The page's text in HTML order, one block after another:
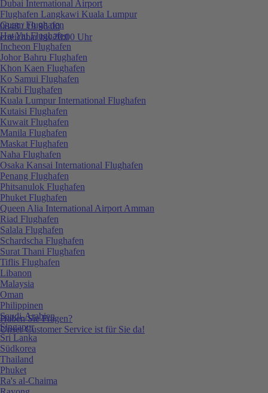
0848 / 19 96 00
erreichbar bis 20:00 Uhr
Haben Sie Fragen?
Unser Customer Service ist für Sie da!
Dubai International Airport
Flughafen Langkawi Kuala Lumpur
Guam Flughafen
Hat Yai Flughafen
Incheon Flughafen
Johor Bahru Flughafen
Khon Kaen Flughafen
Ko Samui Flughafen
Krabi Flughafen
Kuala Lumpur International Flughafen
Kutaisi Flughafen
Kuwait Flughafen
Manila Flughafen
Maskat Flughafen
Naha Flughafen
Osaka Kansai International Flughafen
Penang Flughafen
Phitsanulok Flughafen
Phuket Flughafen
Queen Alia International Airport Amman
Riad Flughafen
Salala Flughafen
Schardscha Flughafen
Surat Thani Flughafen
Tiflis Flughafen
Libanon
Malaysia
Oman
Philippinen
Saudi-Arabien
Singapur
Sri Lanka
Südkorea
Thailand
Phuket
Ra's al-Chaima